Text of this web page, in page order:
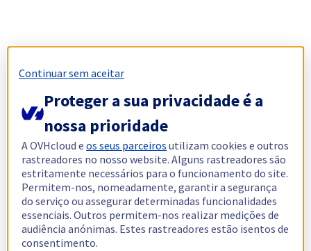
Continuar sem aceitar
Proteger a sua privacidade é a
nossa prioridade
A OVHcloud eos seus parceiros utilizam cookies e outros
rastreadores no nosso website. Alguns rastreadores são
estritamente necessários para o funcionamento do site.
Permitem-nos, nomeadamente, garantir a segurança
do serviço ou assegurar determinadas funcionalidades
essenciais. Outros permitem-nos realizar medições de
audiência anónimas. Estes rastreadores estão isentos de
consentimento.